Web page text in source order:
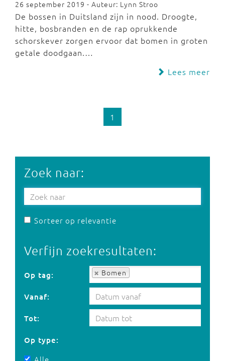
26 september 2019 - Auteur: Lynn Stroo
De bossen in Duitsland zijn in nood. Droogte,
hitte, bosbranden en de rap oprukkende
schorskever zorgen ervoor dat bomen in groten
getale doodgaan.…
Lees meer
1
Zoek naar:
Sorteer op relevantie
Verfijn zoekresultaten:
Op tag: Bomen
Op tag:
Vanaf:
Tot:
Op type: